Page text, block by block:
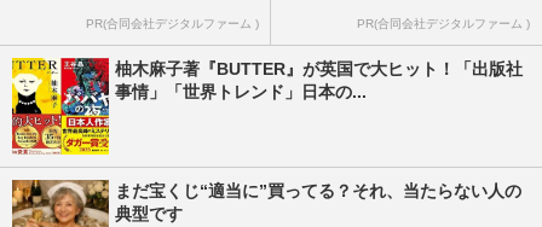
PR(合同会社デジタルファーム ) PR(合同会社デジタルファーム )
柚木麻子著『BUTTER』が英国で大ヒット！「出版社
事情」「世界トレンド」日本の...
まだ宝くじ“適当に”買ってる？それ、当たらない人の
典型です